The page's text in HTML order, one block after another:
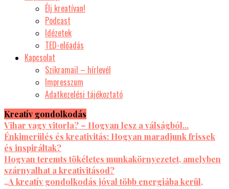
Élj kreatívan!
Podcast
Idézetek
TED-előadás
Kapcsolat
Szikramail – hírlevél
Impresszum
Adatkezelési tájékoztató
Kreatív gondolkodás
Vihar vagy vitorla? – Hogyan lesz a válságból...
Énkimerülés és kreativitás: Hogyan maradjunk frissek
és inspiráltak?
Hogyan teremts tökéletes munkakörnyezetet, amelyben
szárnyalhat a kreativitásod?
„A kreatív gondolkodás jóval több energiába kerül,